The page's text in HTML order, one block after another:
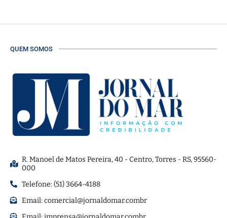
QUEM SOMOS
R. Manoel de Matos Pereira, 40 - Centro, Torres - RS, 95560-
000
Telefone: (51) 3664-4188
Email:comercial@jornaldomar.combr